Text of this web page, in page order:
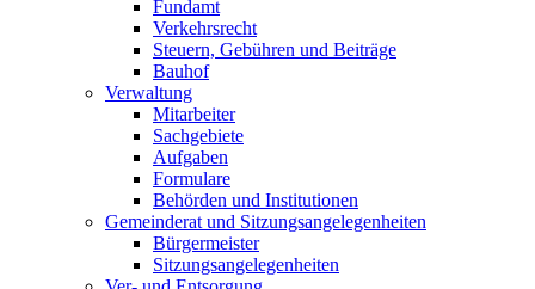
Fundamt
Verkehrsrecht
Steuern, Gebühren und Beiträge
Bauhof
Verwaltung
Mitarbeiter
Sachgebiete
Aufgaben
Formulare
Behörden und Institutionen
Gemeinderat und Sitzungsangelegenheiten
Bürgermeister
Sitzungsangelegenheiten